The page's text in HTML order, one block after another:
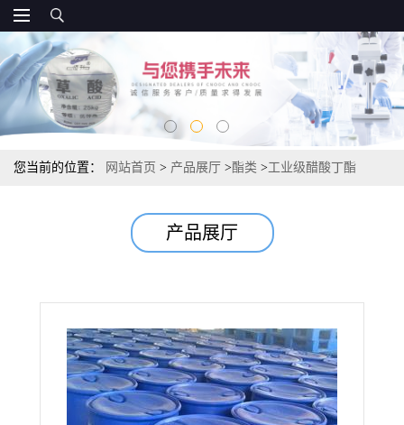
您当前的位置： 网站首页 > 产品展厅 >酯类 >工业级醋酸丁酯
产品展厅